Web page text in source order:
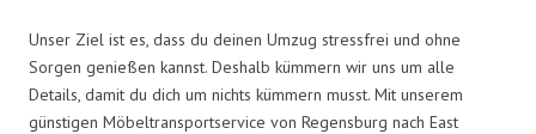
Unser Ziel ist es, dass du deinen Umzug stressfrei und ohne
Sorgen genießen kannst. Deshalb kümmern wir uns um alle
Details, damit du dich um nichts kümmern musst. Mit unserem
günstigen Möbeltransportservice von Regensburg nach East